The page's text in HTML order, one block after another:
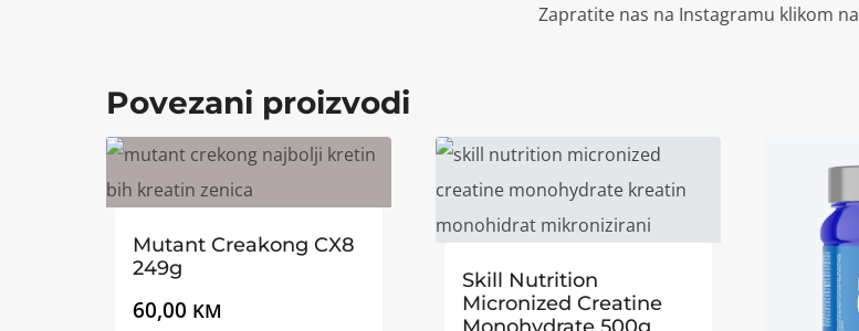
Zapratite nas na Instagramu klikom na
Povezani proizvodi
Mutant Creakong CX8
249g
60,00 KM
Skill Nutrition
Micronized Creatine